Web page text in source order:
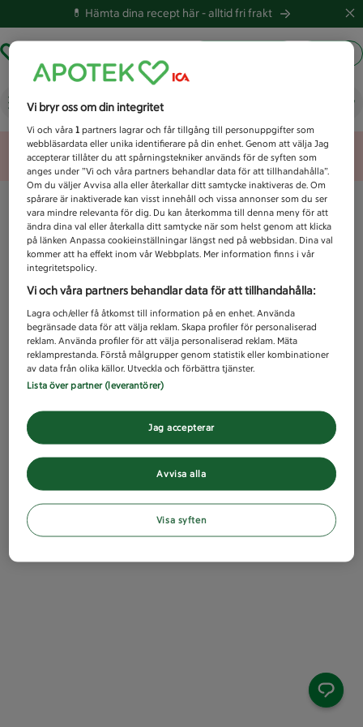
💊 Hämta dina recept här -alltid fri frakt
Vad letar du efter idag?
Unknown error
Vi bryr oss om din integritet
Vi och våra1 partners lagrar och får tillgång till personuppgifter som
webbläsardata eller unika identifierare på din enhet. Genom att välja Jag
accepterar tillåter du att spårningstekniker används för de syften som
anges under ”Vi och våra partners behandlar data för att tillhandahålla”.
Om du väljer Avvisa alla eller återkallar ditt samtycke inaktiveras de. Om
spårare är inaktiverade kan visst innehåll och vissa annonser som du ser
vara mindre relevanta för dig. Du kan återkomma till denna meny för att
ändra dina val eller återkalla ditt samtycke när som helst genom att klicka
på länken Anpassa cookieinställningar längst ned på webbsidan. Dina val
kommer att ha effekt inom vår Webbplats. Mer information finns i vår
integritetspolicy.
Vi och våra partners behandlar data för att tillhandahålla:
Lagra och/eller få åtkomst till information på en enhet. Använda
begränsade data för att välja reklam. Skapa profiler för personaliserad
reklam. Använda profiler för att välja personaliserad reklam. Mäta
reklamprestanda. Förstå målgrupper genom statistik eller kombinationer
av data från olika källor. Utveckla och förbättra tjänster.
Lista över partner (leverantörer)
Avvisa alla
Jag accepterar
Visa syften